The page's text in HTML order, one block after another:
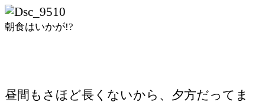
朝食はいかが!?
昼間もさほど長くないから、夕方だってま